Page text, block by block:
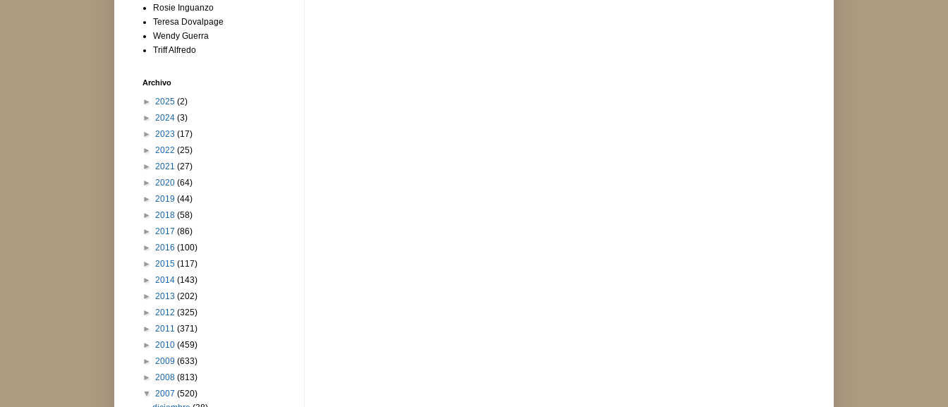
Rosie Inguanzo
Teresa Dovalpage
Wendy Guerra
Triff Alfredo
Archivo
► 2025 (2)
► 2024 (3)
► 2023 (17)
► 2022 (25)
► 2021 (27)
► 2020 (64)
► 2019 (44)
► 2018 (58)
► 2017 (86)
► 2016 (100)
► 2015 (117)
► 2014 (143)
► 2013 (202)
► 2012 (325)
► 2011 (371)
► 2010 (459)
► 2009 (633)
► 2008 (813)
▼ 2007 (520)